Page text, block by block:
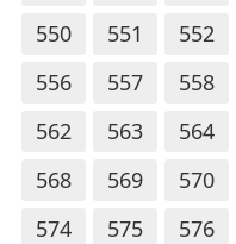
550
551 552
556
557 558
562
563 564
568
569 570
574
575 576